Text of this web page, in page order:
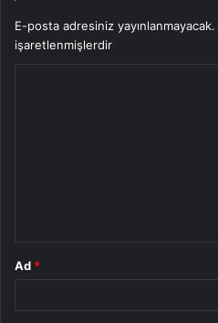
E-posta adresiniz yayınlanmayacak.
işaretlenmişlerdir
Ad *